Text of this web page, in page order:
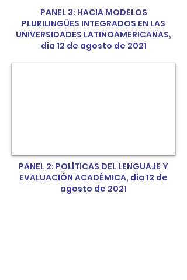
PANEL 3: HACIA MODELOS
PLURILINGÜES INTEGRADOS EN LAS
UNIVERSIDADES LATINOAMERICANAS,
dia 12 de agosto de 2021
PANEL 2: POLÍTICAS DEL LENGUAJE Y
EVALUACIÓN ACADÉMICA, dia 12 de
agosto de 2021